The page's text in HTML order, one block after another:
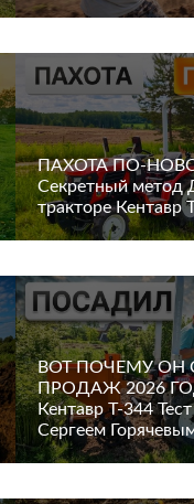
ПАХОТА ПО-
Секретный метод
тракторе Кентавр
ВОТ ПОЧЕМУ ОН
ПРОДАЖ 2026
Кентавр Т-344
Сергеем